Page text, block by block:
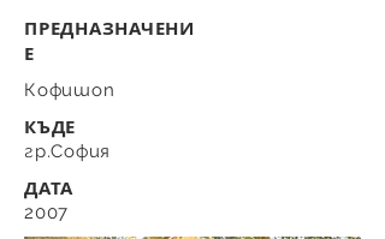
ПРЕДНАЗНАЧЕНИ
Е
Кофишоп
КЪДЕ
гр.София
ДАТА
2007